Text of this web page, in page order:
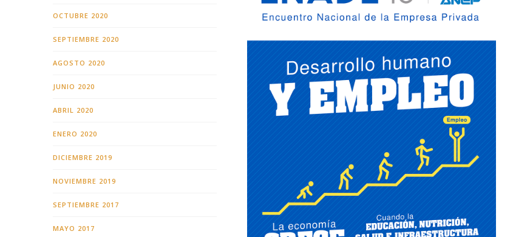
OCTUBRE 2020
SEPTIEMBRE 2020
AGOSTO 2020
JUNIO 2020
ABRIL 2020
ENERO 2020
DICIEMBRE 2019
NOVIEMBRE 2019
SEPTIEMBRE 2017
MAYO 2017